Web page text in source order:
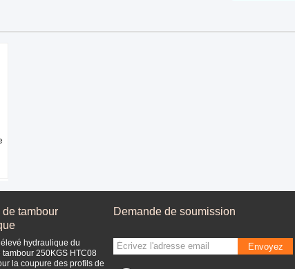
tambour
hydraulique du
250KGS HTC08
la coupure des profils de
Demande de soumission
Envoyez